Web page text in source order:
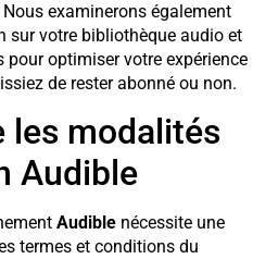
examinerons également
sur votre bibliothèque audio et
pour optimiser votre expérience
de rester abonné ou non.
les modalités
Audible
Audible nécessite une
termes et conditions du